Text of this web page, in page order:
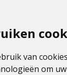
van
om